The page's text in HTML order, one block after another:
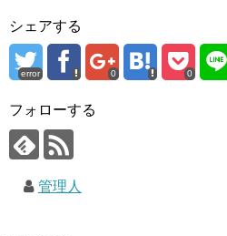
シェアする
error 0 0
フォローする
管理人